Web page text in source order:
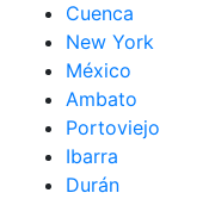
Cuenca
New York
México
Ambato
Portoviejo
Ibarra
Durán